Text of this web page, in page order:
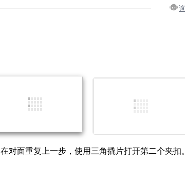
在对面重复上一步，使用三角撬片打开第二个夹扣。